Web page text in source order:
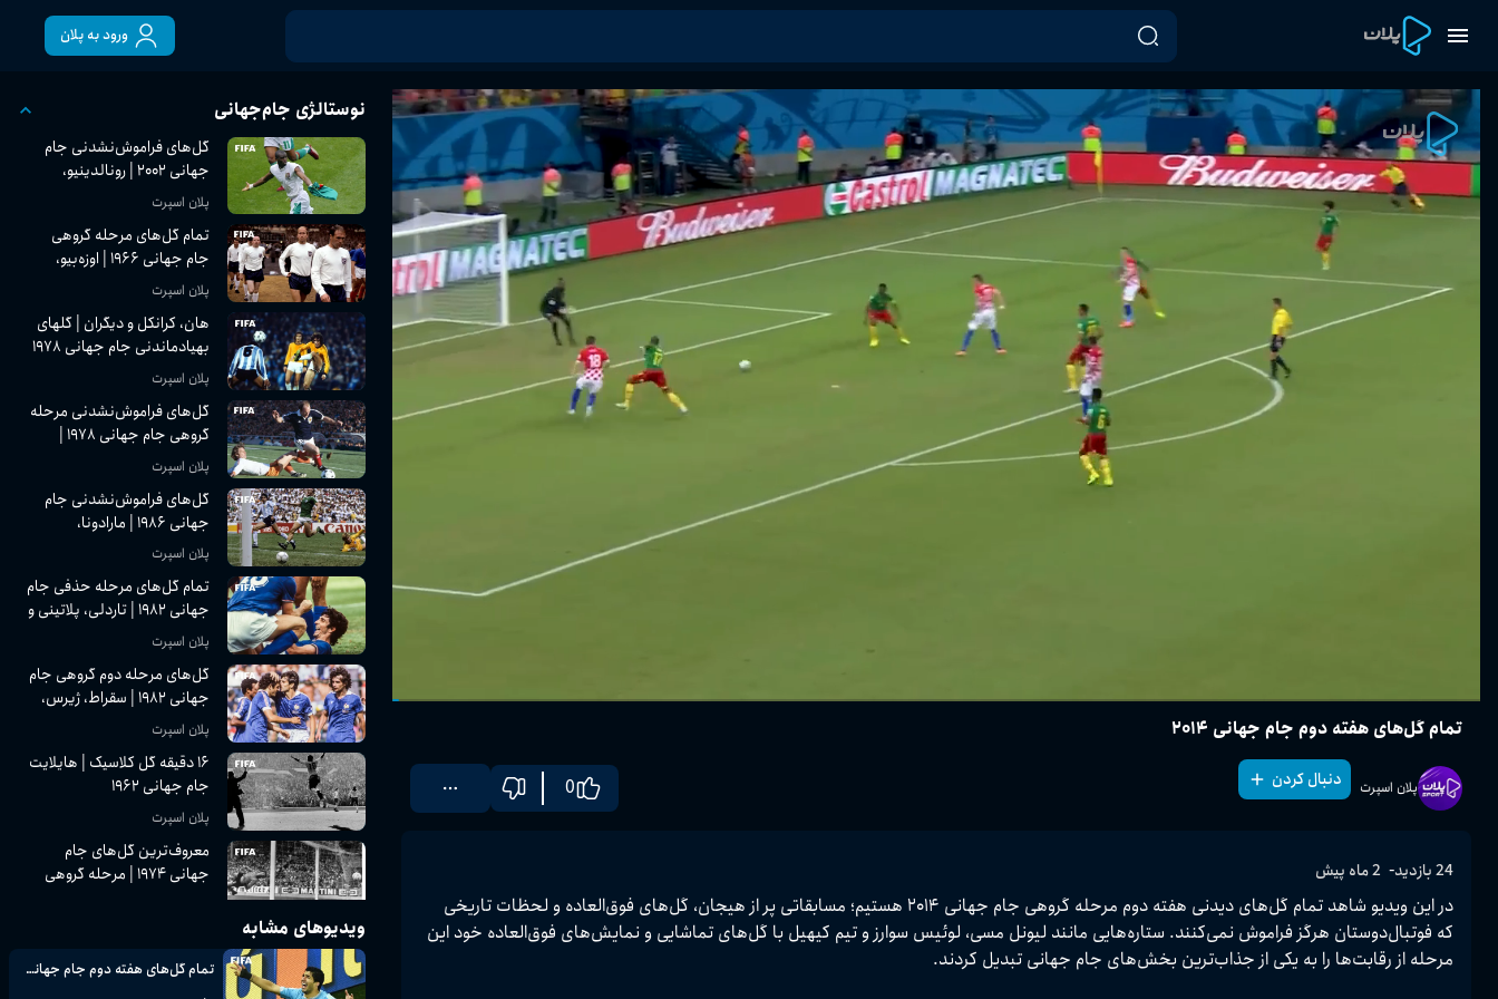
ورود به پلان
تمام گل‌های هفته دوم جام جهانی ۲۰۱۴
پلان اسپرت دنبال کردن 0
24بازدید- 2 ماه پیش
در این ویدیو شاهد تمام گل‌های دیدنی هفته دوم مرحله گروهی جام جهانی ۲۰۱۴ هستیم؛ مسابقاتی پر از هیجان، گل‌های فوق‌العاده و لحظات تاریخی
که فوتبال‌دوستان هرگز فراموش نمی‌کنند. ستاره‌هایی مانند لیونل مسی، لوئیس سوارز و تیم کیهیل با گل‌های تماشایی و نمایش‌های فوق‌العاده خود این
نوستالژی جام‌جهانی
گل‌های فراموش‌نشدنی جام
جهانی ۲۰۰۲ | رونالدینیو،
کامارا، رونالدو و ...
پلان اسپرت
تمام گل‌های مرحله گروهی
جام جهانی ۱۹۶۶ | اوزه‌بیو،
هرست، بکن‌باوئر و بیشتر
پلان اسپرت
هان، کرانکل و دیگران | گلهای
بهیادماندنی جام جهانی ۱۹۷۸
پلان اسپرت
گل‌های فراموش‌نشدنی مرحله
گروهی جام جهانی ۱۹۷۸ |
جمیل، لوکه، کوبیاس و ...
پلان اسپرت
گل‌های فراموش‌نشدنی جام
جهانی ۱۹۸۶ | مارادونا،
ماتئوس و ...
پلان اسپرت
تمام گل‌های مرحله حذفی جام
جهانی ۱۹۸۲ | تاردلی، پلاتینی و
...
پلان اسپرت
گل‌های مرحله دوم گروهی جام
جهانی ۱۹۸۲ | سقراط، ژیرس،
روسی و ...
پلان اسپرت
۱۶ دقیقه گل کلاسیک | هایلایت
جام جهانی ۱۹۶۲
پلان اسپرت
معروف‌ترین گل‌های جام
جهانی ۱۹۷۴ | مرحله گروهی
مرحله گروهی (قسمت اول)
پلان اسپرت
ویدیوهای مشابه
تمام گل‌های هفته دوم جام جهانی ۲۰۱۴